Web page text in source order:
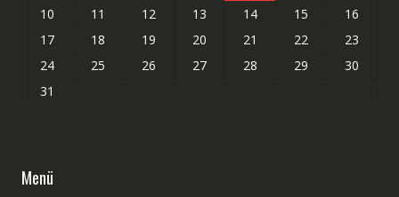
10
11 12 13 14 15
16
17
18 19 20 21 22
23
24
25 26 27 28 29
30
31
Menü